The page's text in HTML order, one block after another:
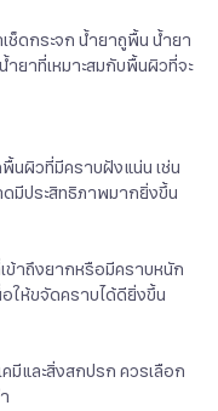
ช็ดกระจก น้ำยาถูพื้น น้ำยา
ำยาที่เหมาะสมกับพื้นผิวที่จะ
นผิวที่มีคราบฝังแน่น เช่น
มีประสิทธิภาพมากยิ่งขึ้น
ข้าถึงยากหรือมีคราบหนัก
ให้ขจัดคราบได้ดียิ่งขึ้น
และสิ่งสกปรก ควรเลือก